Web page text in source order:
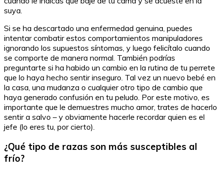
suya.
Si se ha descartado una enfermedad genuina, puedes
intentar combatir estos comportamientos manipuladores
ignorando los supuestos síntomas, y luego felicítalo cuando
se comporte de manera normal. También podrías
preguntarte si ha habido un cambio en la rutina de tu perrete
que lo haya hecho sentir inseguro. Tal vez un nuevo bebé en
la casa, una mudanza o cualquier otro tipo de cambio que
haya generado confusión en tu peludo. Por este motivo, es
importante que le demuestres mucho amor, trates de hacerlo
sentir a salvo – y obviamente hacerle recordar quien es el
jefe (lo eres tu, por cierto).
¿Qué tipo de razas son más susceptibles al
frío?